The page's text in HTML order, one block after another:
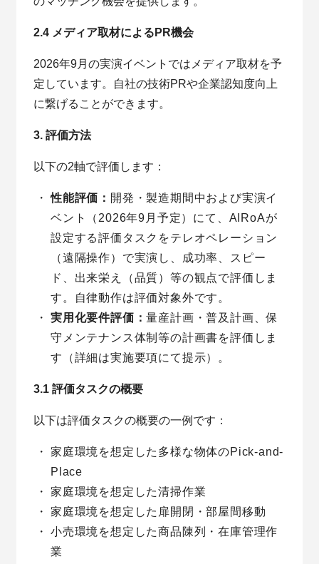
2.4 メディア取材によるPR機会
2026年9月の実演イベントではメディア取材を予
定しています。自社の技術PRや企業認知度向上
に繋げることができます。
3. 評価方法
以下の2軸で評価します：
性能評価： 開発・製造期間中および実演イ
ベント（2026年9月予定）にて、AIRoAが
設定する評価タスクをテレオペレーション
（遠隔操作）で実演し、成功率、スピー
ド、出来栄え（品質）等の観点で評価しま
す。自律動作は評価対象外です。
実用化要件評価：量産計画・普及計画、保
守メンテナンス体制等の計画書を評価しま
す（詳細は実施要項にて提示）。
3.1 評価タスクの概要
以下は評価タスクの概要の一例です：
家庭環境を想定した多様な物体のPick-and-
Place
家庭環境を想定した清掃作業
家庭環境を想定した扉開閉・部屋間移動
小売環境を想定した商品陳列・在庫管理作
業